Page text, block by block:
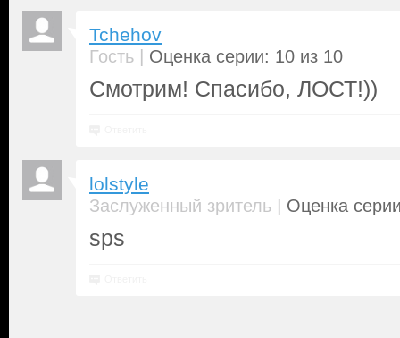
Tchehov
Гость | Оценка серии: 10 из 10
Смотрим! Спасибо, ЛОСТ!))
lolstyle
Заслуженный зритель | Оценка
sps